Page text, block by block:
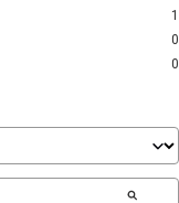
1
0
0